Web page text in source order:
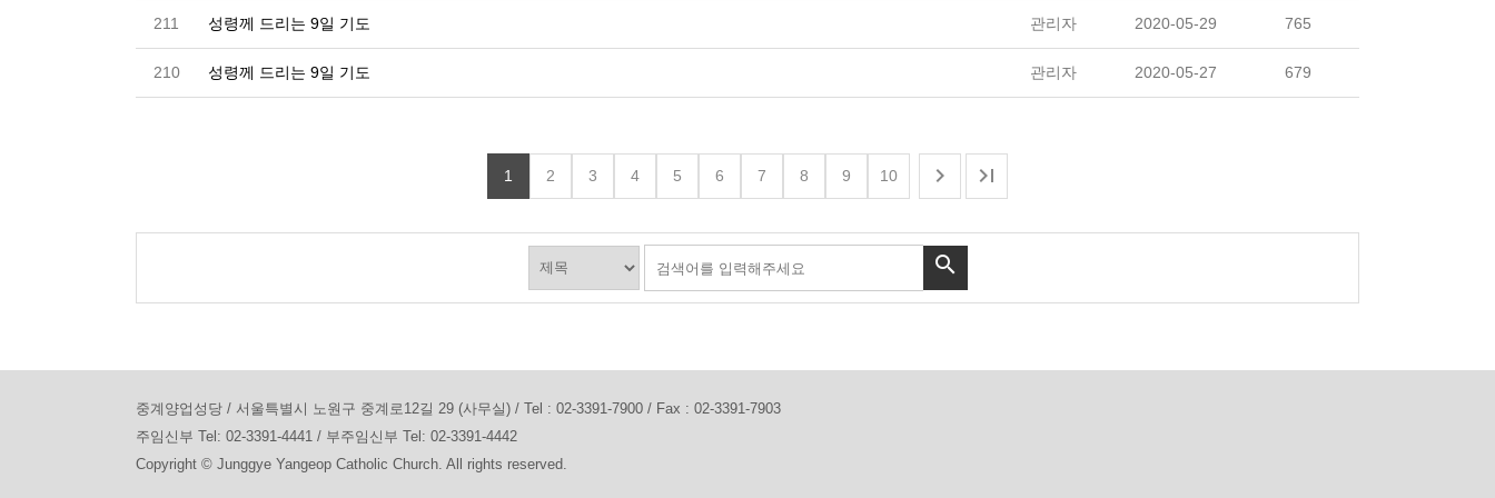
211 성령께 드리는 9일 기도 관리자 2020-05-29 765
210 성령께 드리는 9일 기도 관리자 2020-05-27 679
1 2 3 4 5 6 7 8 9 10  

중계양업성당 / 서울특별시 노원구 중계로12길 29 (사무실) / Tel : 02-3391-7900 / Fax : 02-3391-7903
주임신부 Tel: 02-3391-4441 / 부주임신부 Tel: 02-3391-4442
Copyright © Junggye Yangeop Catholic Church. All rights reserved.